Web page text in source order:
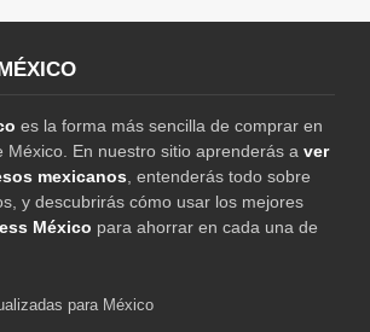
es la forma más sencilla de comprar en
México. En nuestro sitio aprenderás a ver
mexicanos, entenderás todo sobre
y descubrirás cómo usar los mejores
México para ahorrar en cada una de
para México